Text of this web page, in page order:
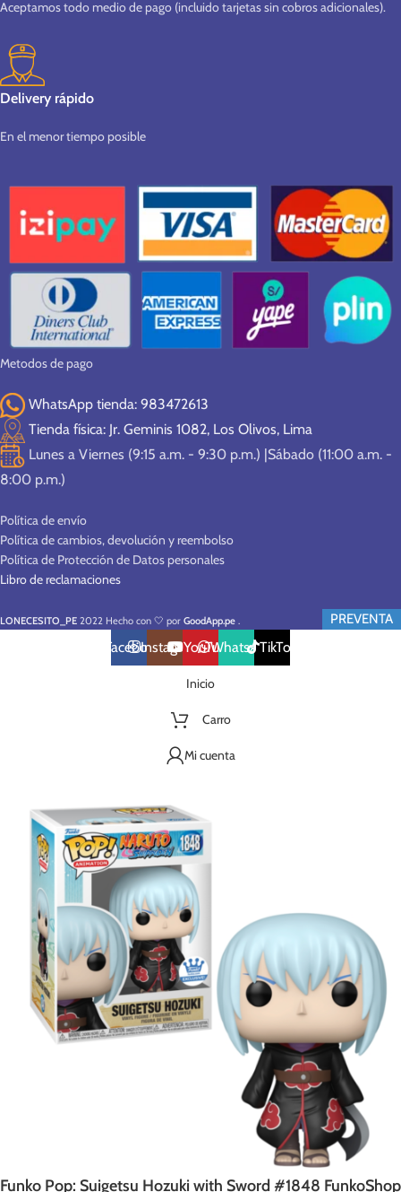
PREVENTA
Aceptamos todo medio de pago (incluido tarjetas sin cobros adicionales).
Delivery rápido
En el menor tiempo posible
Metodos de pago
WhatsApp tienda: 983472613
Tienda física: Jr. Geminis 1082, Los Olivos, Lima
Lunes a Viernes (9:15 a.m. - 9:30 p.m.) |Sábado (11:00 a.m. -
8:00 p.m.)
Política de envío
Política de cambios, devolución y reembolso
Política de Protección de Datos personales
Libro de reclamaciones
LONECESITO_PE 2022 Hecho con 🤍 por GoodApp.pe .
FacebookInstagramYouTubeWhatsAppTikTok
Inicio
Carro
Mi cuenta
Funko Pop: Suigetsu Hozuki with Sword #1848 FunkoShop